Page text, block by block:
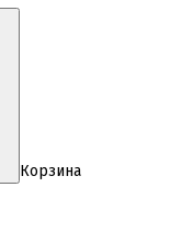
Корзина